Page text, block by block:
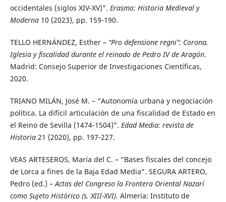
occidentales (siglos XIV-XV)”. Erasmo: Historia Medieval y
Moderna10 (2023), pp. 159-190.
TELLO HERNÁNDEZ, Esther –“Pro defensione regni”: Corona,
Iglesia y fiscalidad durante el reinado de Pedro IV de Aragón.
Madrid: Consejo Superior de Investigaciones Científicas,
2020.
TRIANO MILÁN, José M. – “Autonomía urbana y negociación
política. La difícil articulación de una fiscalidad de Estado en
el Reino de Sevilla (1474-1504)”. Edad Media: revista de
Historia21 (2020), pp. 197-227.
VEAS ARTESEROS, María del C. – “Bases fiscales del concejo
de Lorca a fines de la Baja Edad Media”. SEGURA ARTERO,
Pedro (ed.) –Actas del Congreso la Frontera Oriental Nazarí
como Sujeto Histórico (s. XIII-XVI). Almería: Instituto de